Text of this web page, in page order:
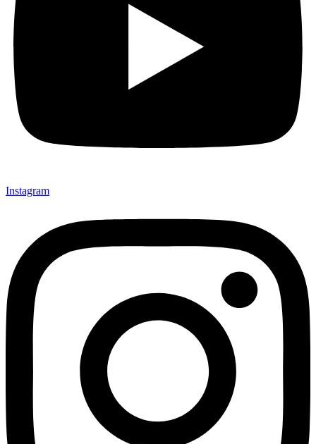
Instagram